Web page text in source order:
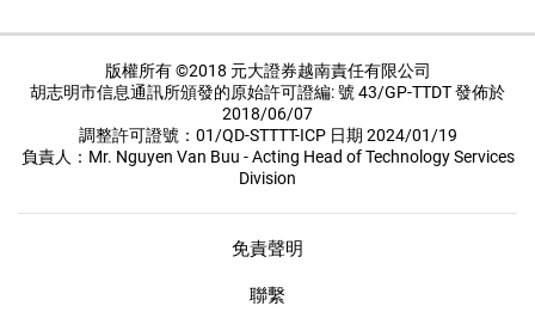
版權所有 ©2018 元大證券越南責任有限公司
胡志明市信息通訊所頒發的原始許可證編: 號 43/GP-TTDT 發佈於
2018/06/07
調整許可證號：01/QD-STTTT-ICP 日期 2024/01/19
負責人：Mr. Nguyen Van Buu - Acting Head of Technology Services
Division
免責聲明
聯繫